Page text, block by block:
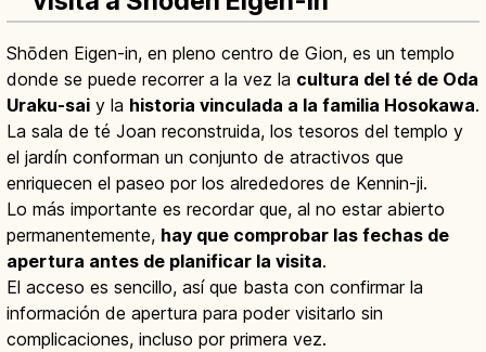
Shōden Eigen-in, en pleno centro de Gion, es un templo
donde se puede recorrer a la vez la cultura del té de Oda
Uraku-sai y la historia vinculada a la familia Hosokawa.
La sala de té Joan reconstruida, los tesoros del templo y
el jardín conforman un conjunto de atractivos que
enriquecen el paseo por los alrededores de Kennin-ji.
Lo más importante es recordar que, al no estar abierto
permanentemente, hay que comprobar las fechas de
apertura antes de planificar la visita.
El acceso es sencillo, así que basta con confirmar la
información de apertura para poder visitarlo sin
complicaciones, incluso por primera vez.